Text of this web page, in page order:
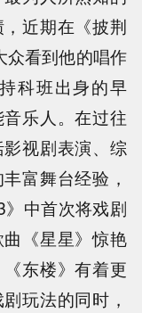
近期在《披荆
众看到他的唱作
科班出身的早
乐人。在过往
视剧表演、综
富舞台经验，
中首次将戏剧
《星星》惊艳
东楼》有着更
玩法的同时，